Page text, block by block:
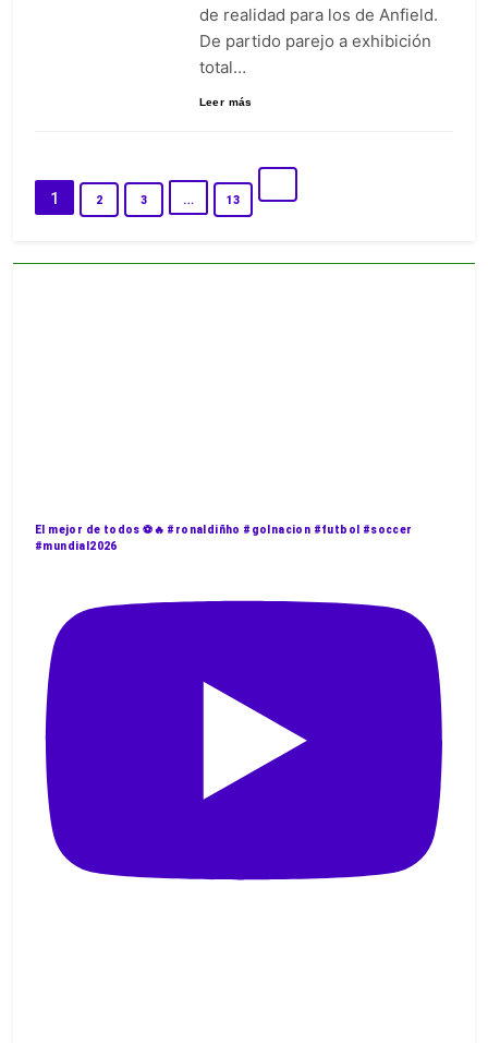
de realidad para los de Anfield.
De partido parejo a exhibición
total…
Leer más
1 2 3 … 13
El mejor de todos ⚽️🔥 #ronaldiñho #golnacion #futbol #soccer
#mundial2026